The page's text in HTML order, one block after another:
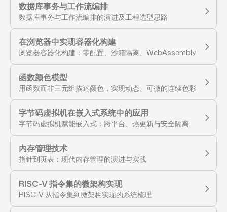
数据库事务与工作流编排
数据库事务与工作流编排的演进及工程选型思路
在浏览器中实现容器化构建
浏览器容器化构建：零配置、沙箱隔离、WebAssembly 驱动
函数颜色模型
用函数而非三元组描述颜色，实现动态、可微的连续色彩模型
字节码虚拟机在嵌入式系统中的应用
字节码虚拟机赋能嵌入式：跨平台、热更新与安全隔离
内存管理技术
指针到页表：现代内存管理的演进与实践
RISC-V 指令集的微架构实现
RISC-V 从指令集到微架构实现的系统梳理